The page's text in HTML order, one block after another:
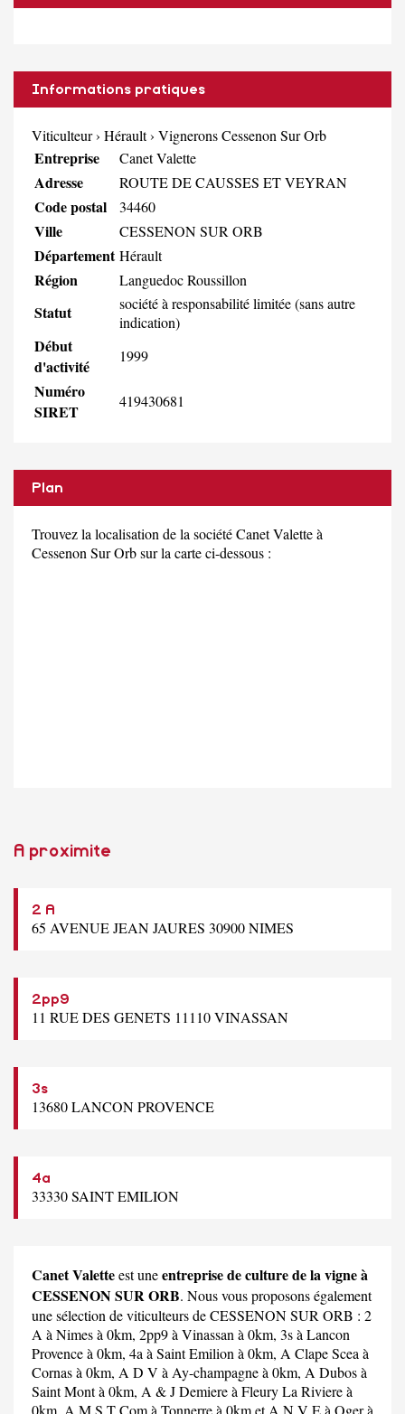
Informations pratiques
Viticulteur› Hérault› Vignerons Cessenon Sur Orb
Entreprise Canet Valette
Adresse ROUTE DE CAUSSES ET VEYRAN
Code postal 34460
Ville CESSENON SUR ORB
Département Hérault
Région Languedoc Roussillon
Statut
société à responsabilité limitée (sans autre
indication)
Début
d'activité
1999
Numéro
SIRET
419430681
Plan
Trouvez la localisation de la société Canet Valette à
Cessenon Sur Orb sur la carte ci-dessous :
A proximite
2 A
65 AVENUE JEAN JAURES 30900 NIMES
2pp9
11 RUE DES GENETS 11110 VINASSAN
3s
13680 LANCON PROVENCE
4a
33330 SAINT EMILION
Canet Valetteest uneentreprise de culture de la vigne à
CESSENON SUR ORB. Nous vous proposons également
une sélection de viticulteurs de CESSENON SUR ORB : 2
A à Nimes à 0km, 2pp9à Vinassan à 0km, 3sà Lancon
Provence à 0km, 4a à Saint Emilion à 0km, A Clape Scea à
Cornas à 0km, A D V à Ay-champagne à 0km, A Dubosà
Saint Mont à 0km, A & J Demiereà Fleury La Riviere à
0km, A M S T Comà Tonnerre à 0km et A N V Eà Oger à